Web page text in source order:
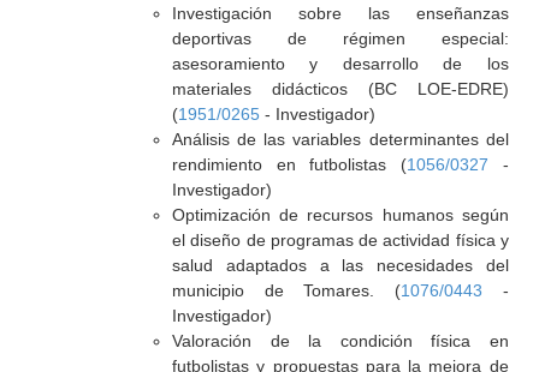
Investigación sobre las enseñanzas
deportivas de régimen especial:
asesoramiento y desarrollo de los
materiales didácticos (BC LOE-EDRE)
(1951/0265- Investigador)
Análisis de las variables determinantes del
rendimiento en futbolistas (1056/0327 -
Investigador)
Optimización de recursos humanos según
el diseño de programas de actividad física y
salud adaptados a las necesidades del
municipio de Tomares. (1076/0443 -
Investigador)
Valoración de la condición física en
futbolistas y propuestas para la mejora de